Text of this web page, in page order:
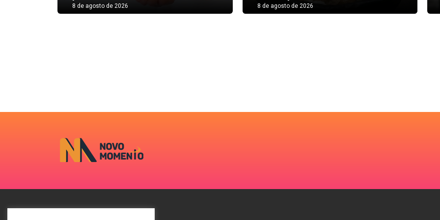
8 de agosto de 2026 8 de agosto de 2026